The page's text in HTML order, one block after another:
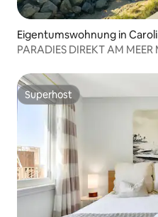
Eigentumswohnung in
PARADIES DIREKT AM
Superhost
Superhost